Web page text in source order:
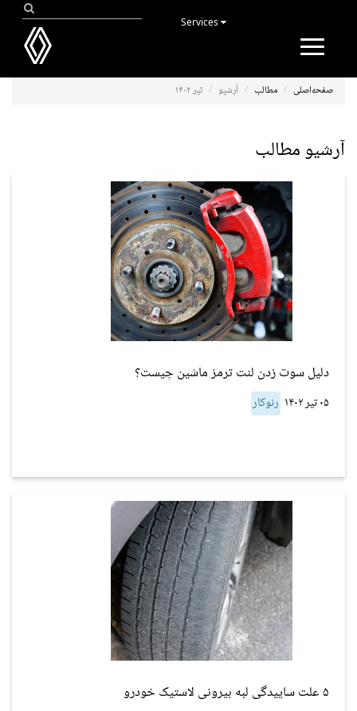
Toggle
صفحه‌اصلی مطالب آرشیو تیر ۱۴۰۲
آرشیو مطالب
دلیل سوت زدن لنت ترمز ماشین چیست؟
۰۵ تیر ۱۴۰۲ رنوکار
۵ علت ساییدگی لبه بیرونی لاستیک خودرو